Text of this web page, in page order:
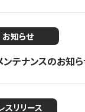
お知らせ
ンテナンスのお知
スリリース